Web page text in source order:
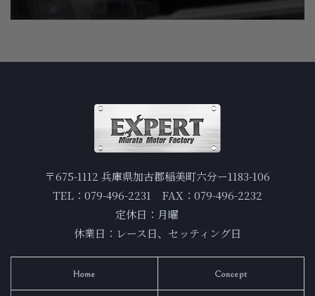
〒675-1112 兵庫県加古郡稲美町六分ー1183-106
TEL：079-496-2231 FAX：079-496-2232
定休日：月曜
休業日：レース日、セッティング日
Home Concept